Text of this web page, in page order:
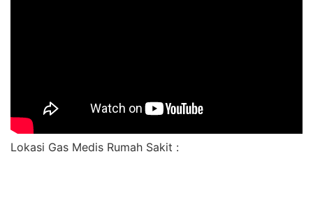
Lokasi Gas Medis Rumah Sakit :